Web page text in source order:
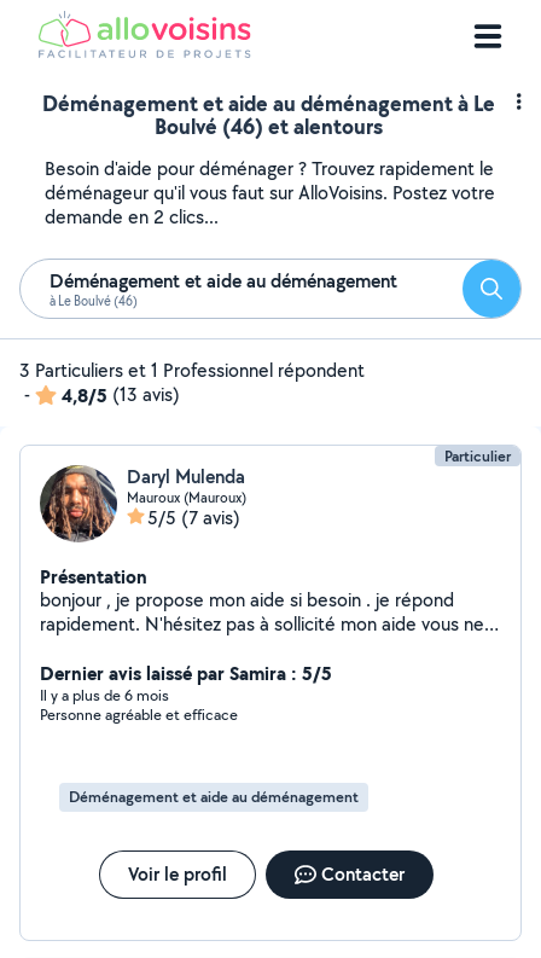
Déménagement et aide au déménagement à Le
Boulvé (46) et alentours
Besoin d'aide pour déménager ? Trouvez rapidement le
déménageur qu'il vous faut sur AlloVoisins. Postez votre
demande en 2 clics...
Déménagement et aide au déménagement
à Le Boulvé (46)
3 Particuliers et 1 Professionnel répondent
-
4,8/5 (13 avis)
Particulier
Daryl Mulenda
Mauroux (Mauroux)
5/5 (7 avis)
Présentation
bonjour , je propose mon aide si besoin . je répond
rapidement. N'hésitez pas à sollicité mon aide vous ne
Dernier avis laissé par Samira : 5/5
Il y a plus de 6 mois
Personne agréable et efficace
Déménagement et aide au déménagement
Voir le profil Contacter